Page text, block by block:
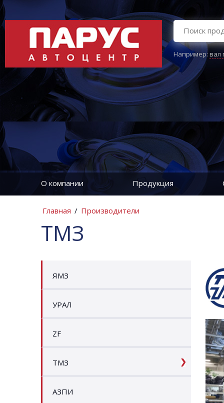
Например:вал
О компании Продукция
Главная / Производители
ТМЗ
ЯМЗ
УРАЛ
ZF
ТМЗ
АЗПИ